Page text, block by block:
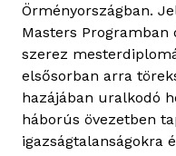
Örményországban.
Masters
szerez
elsősorban arra
hazájában uralkodó
háborús övezetben
igazságtalanságokra